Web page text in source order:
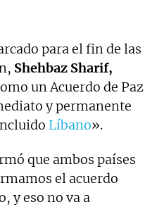
para el fin de las
Shehbaz Sharif,
un Acuerdo de Paz
y permanente
Líbano».
que ambos países
el acuerdo
y eso no va a